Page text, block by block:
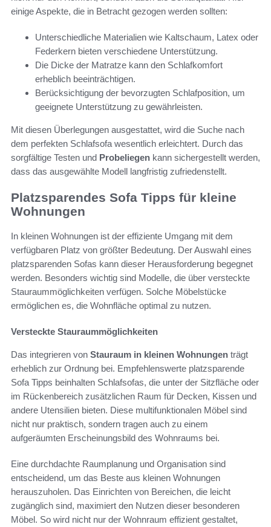
einige Aspekte, die in Betracht gezogen werden sollten:
Unterschiedliche Materialien wie Kaltschaum, Latex oder
Federkern bieten verschiedene Unterstützung.
Die Dicke der Matratze kann den Schlafkomfort
erheblich beeinträchtigen.
Berücksichtigung der bevorzugten Schlafposition, um
geeignete Unterstützung zu gewährleisten.
Mit diesen Überlegungen ausgestattet, wird die Suche nach
dem perfekten Schlafsofa wesentlich erleichtert. Durch das
sorgfältige Testen und Probeliegen kann sichergestellt werden,
dass das ausgewählte Modell langfristig zufriedenstellt.
Platzsparendes Sofa Tipps für kleine
Wohnungen
In kleinen Wohnungen ist der effiziente Umgang mit dem
verfügbaren Platz von größter Bedeutung. Der Auswahl eines
platzsparenden Sofas kann dieser Herausforderung begegnet
werden. Besonders wichtig sind Modelle, die über versteckte
Stauraummöglichkeiten verfügen. Solche Möbelstücke
ermöglichen es, die Wohnfläche optimal zu nutzen.
Versteckte Stauraummöglichkeiten
Das integrieren von Stauraum in kleinen Wohnungen trägt
erheblich zur Ordnung bei. Empfehlenswerte platzsparende
Sofa Tipps beinhalten Schlafsofas, die unter der Sitzfläche oder
im Rückenbereich zusätzlichen Raum für Decken, Kissen und
andere Utensilien bieten. Diese multifunktionalen Möbel sind
nicht nur praktisch, sondern tragen auch zu einem
aufgeräumten Erscheinungsbild des Wohnraums bei.
Eine durchdachte Raumplanung und Organisation sind
entscheidend, um das Beste aus kleinen Wohnungen
herauszuholen. Das Einrichten von Bereichen, die leicht
zugänglich sind, maximiert den Nutzen dieser besonderen
Möbel. So wird nicht nur der Wohnraum effizient gestaltet,